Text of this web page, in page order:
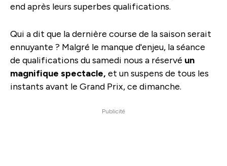
end après leurs superbes qualifications.
Qui a dit que la dernière course de la saison serait
ennuyante ? Malgré le manque d'enjeu, la séance
de qualifications du samedi nous a réservé un
magnifique spectacle, et un suspens de tous les
instants avant le Grand Prix, ce dimanche.
Publicité